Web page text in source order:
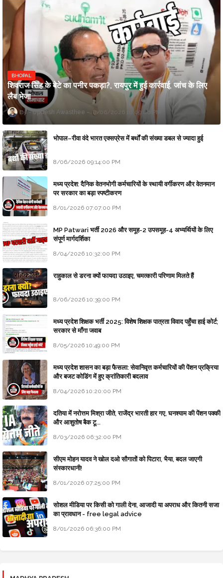
BHOPAL
शिवराज सिंह के बेटे का पनीर पकड़ा?, रायपुर में हुई कार्रवाई, जांच के लिए
लैब भेजा
Updesh Awasthee 8/06/2026 10:09:00 PM
भोपाल–रीवा वंदे भारत एक्सप्रेस में बर्थों की संख्या डबल से ज्यादा हुई
8/06/2026 09:14:00 PM
मध्य प्रदेश: दैनिक वेतनभोगी कर्मचारियों के स्थायी वर्गीकरण और वेतनमान
पर सरकार का बड़ा स्पष्टीकरण
8/01/2026 07:07:00 PM
MP Patwari भर्ती 2026 और समूह-2 उपसमूह-4 अभ्यर्थियों के लिए
संपूर्ण मार्गदर्शिका
8/04/2026 10:32:00 PM
राहुकाल से डरना क्यों फायदा उठाइए, चमत्कारी परिणाम मिलते हैं
8/06/2026 10:39:00 PM
मध्य प्रदेश शिक्षक भर्ती 2025: विशेष शिक्षक पात्रता विवाद पहुँचा हाई कोर्ट;
सरकार से माँगा जवाब
8/05/2026 10:49:00 PM
मध्य प्रदेश शासन का बड़ा फैसला: सेवानिवृत्त कर्मचारियों की पेंशन प्रक्रिया
और बजट कोडिंग में हुए क्रांतिकारी बदलाव
8/04/2026 10:20:00 PM
दतिया में नरोत्तम मिश्रा जीते, राजेंद्र भारती हार गए, घनश्याम की पेंशन पक्की
और आशुतोष बैक टू...
8/03/2026 06:32:00 PM
सीएम मोहन यादव ने खोल दओ सौगातों को पिटारा, भैया, बदल जाएगी
संस्कारधानी!
8/01/2026 07:25:00 PM
सोशल मीडिया पर किसी को गाली देना, आजादी या अपराध और कितनी सजा
का प्रावधान - free legal advice
8/01/2026 06:36:00 PM